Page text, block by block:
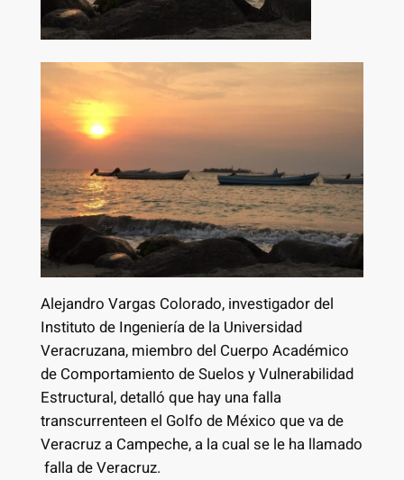
Alejandro Vargas Colorado, investigador del
Instituto de Ingeniería de la Universidad
Veracruzana, miembro del Cuerpo Académico
de Comportamiento de Suelos y Vulnerabilidad
Estructural, detalló que hay una falla
transcurrenteen el Golfo de México que va de
Veracruz a Campeche, a la cual se le ha llamado
falla de Veracruz.